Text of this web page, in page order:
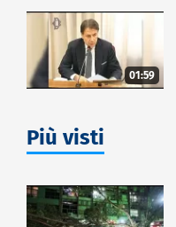
01:59
Più visti